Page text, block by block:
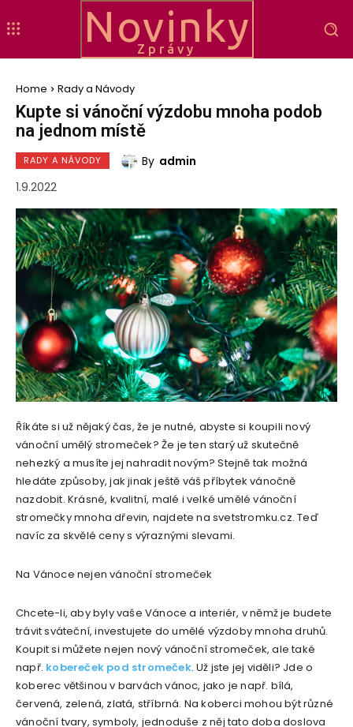
Novinky
Zprávy
Home Rady a Návody
Kupte si vánoční výzdobu mnoha podob
na jednom místě
RADY A NÁVODY By admin
1.9.2022
Říkáte si už nějaký čas, že je nutné, abyste si koupili nový
vánoční umělý stromeček? Že je ten starý už skutečně
nehezký a musíte jej nahradit novým? Stejně tak možná
hledáte způsoby, jak jinak ještě váš příbytek vánočně
nazdobit. Krásné, kvalitní, malé i velké umělé vánoční
stromečky mnoha dřevin, najdete na svetstromku.cz. Teď
navíc za skvělé ceny s výraznými slevami.
Na Vánoce nejen vánoční stromeček
Chcete-li, aby byly vaše Vánoce a interiér, v němž je budete
trávit sváteční, investujete do umělé výzdoby mnoha druhů.
Koupit si můžete nejen nový vánoční stromeček, ale také
např. kobereček pod stromeček. Už jste jej viděli? Jde o
koberec většinou v barvách vánoc, jako je např. bílá,
červená, zelená, zlatá, stříbrná. Na koberci mohou být různé
vánoční tvary, symboly, jednoduše z něj tato doba doslova